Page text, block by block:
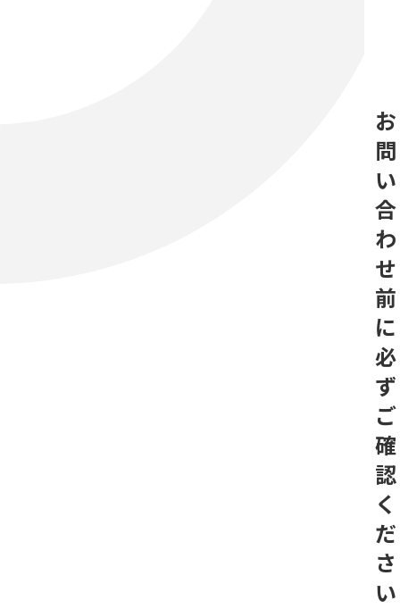
お
問
い
合
わ
せ
前
に
必
ず
ご
確
認
く
だ
さ
い